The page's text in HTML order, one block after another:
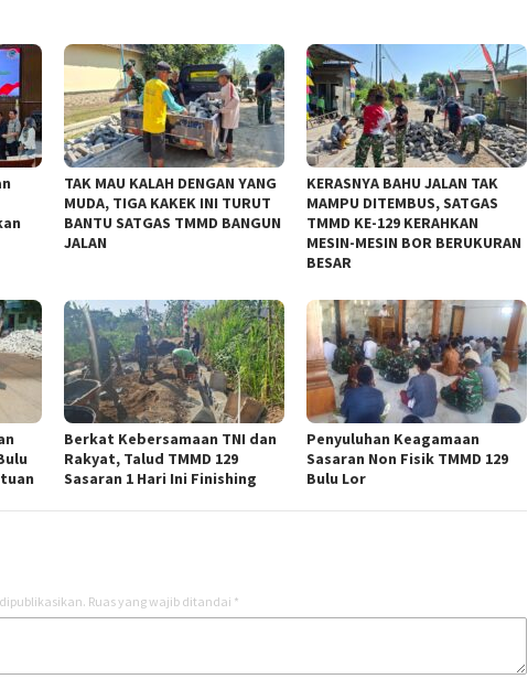
TAK MAU KALAH DENGAN YANG
MUDA, TIGA KAKEK INI TURUT
BANTU SATGAS TMMD BANGUN
JALAN
KERASNYA BAHU JALAN TAK
MAMPU DITEMBUS, SATGAS
TMMD KE-129 KERAHKAN
MESIN-MESIN BOR BERUKURAN
BESAR
Berkat Kebersamaan TNI dan
Rakyat, Talud TMMD 129
Sasaran 1 Hari Ini Finishing
Penyuluhan Keagamaan
Sasaran Non Fisik TMMD 129
Bulu Lor
Ruas yang wajib ditandai *